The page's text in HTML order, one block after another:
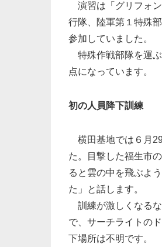
演習は「グリフォ
行隊、陸軍第１特殊
参加していました。
特殊作戦部隊を運
点になっています。
初の人員降下訓練
横田基地では６月
た。目撃した福生市
ると雲の中を飛ぶよ
た」と話します。
訓練が激しくなるな
で、サーチライトの
下場所は不明です。